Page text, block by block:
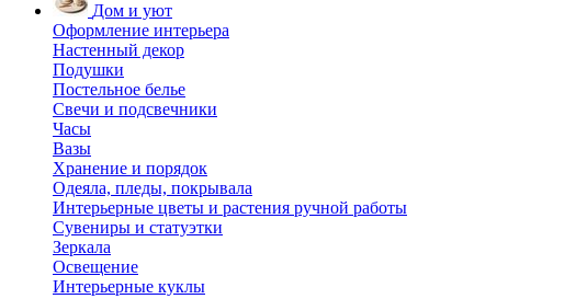
Дом и уют
Оформление интерьера
Настенный декор
Подушки
Постельное белье
Свечи и подсвечники
Часы
Вазы
Хранение и порядок
Одеяла, пледы, покрывала
Интерьерные цветы и растения ручной работы
Сувениры и статуэтки
Зеркала
Освещение
Интерьерные куклы